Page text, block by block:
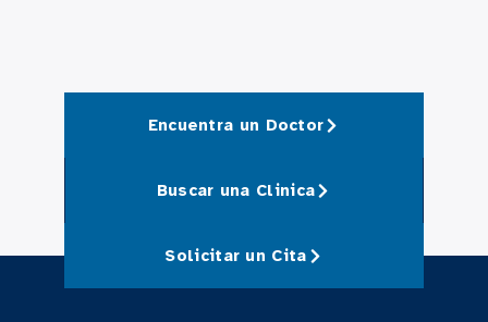
Encuentra un Doctor
Buscar una Clinica
Solicitar un Cita